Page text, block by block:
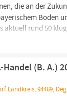
die an der
Boden
aktuell rund 50
und
zu
(B. A.)
Landkreis, 94469,